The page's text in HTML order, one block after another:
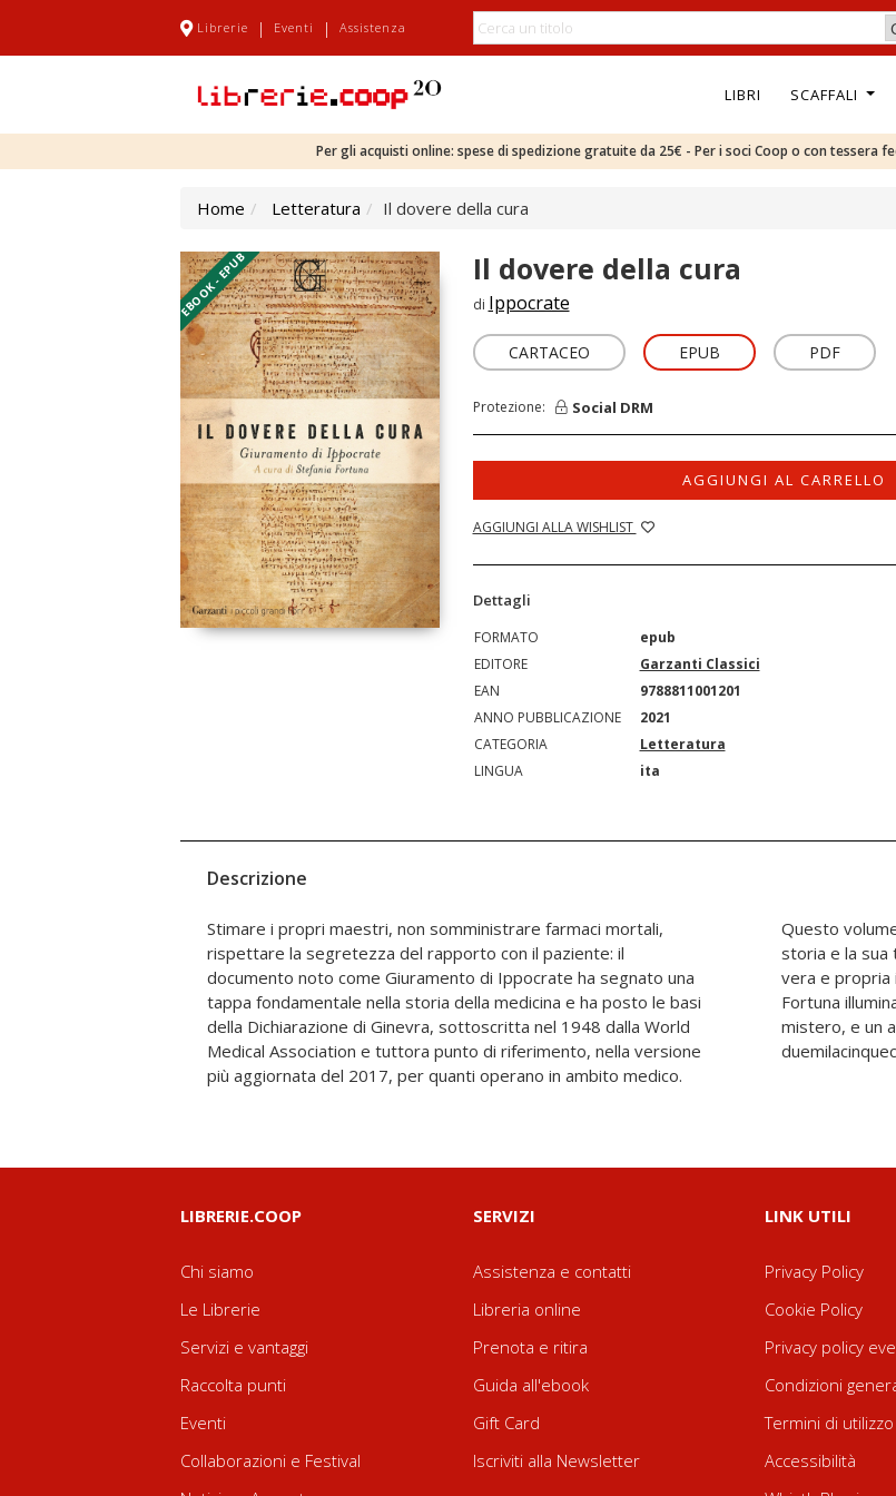
Librerie | Eventi | Assistenza
LIBRI SCAFFALI
Per gli acquisti online: spese di spedizione gratuite da 25€ - Per i soci Coop o con tessera
Home Letteratura Il dovere della cura
EBOOK - EPUB Il dovere della cura
di Ippocrate
CARTACEO EPUB PDF
Protezione: Social DRM
AGGIUNGI AL CARRELLO
AGGIUNGI ALLA WISHLIST
Dettagli
FORMATO
epub
EDITORE
Garzanti Classici
EAN
9788811001201
ANNO PUBBLICAZIONE
2021
CATEGORIA
Letteratura
LINGUA
ita
Descrizione
Stimare i propri maestri, non somministrare farmaci mortali,
rispettare la segretezza del rapporto con il paziente: il
documento noto come Giuramento di Ippocrate ha segnato una
tappa fondamentale nella storia della medicina e ha posto le basi
della Dichiarazione di Ginevra, sottoscritta nel 1948 dalla World
Medical Association e tuttora punto di riferimento, nella versione
più aggiornata del 2017, per quanti operano in ambito medico.
Questo volume ripercorre, a partire dalle fonti più antiche, la sua
storia e la sua tradizione: in una ricerca che assume i tratti di una
vera e propria indagine, l’inedita interpretazione di Stefania
Fortuna illumina un testo le cui origini sono da sempre avvolte nel
mistero, e un autore le cui tracce si perdono, quasi
LIBRERIE.COOP
Chi siamo
Le Librerie
Servizi e vantaggi
Raccolta punti
Eventi
Collaborazioni e Festival
SERVIZI
Assistenza e contatti
Libreria online
Prenota e ritira
Guida all'ebook
Gift Card
Iscriviti alla Newsletter
LINK UTILI
Privacy Policy
Cookie Policy
Privacy policy
Condizioni
Termini di
Accessibilità